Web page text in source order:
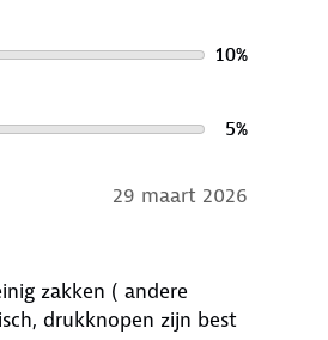
10%
5%
29 maart 2026
zakken ( andere
drukknopen zijn best